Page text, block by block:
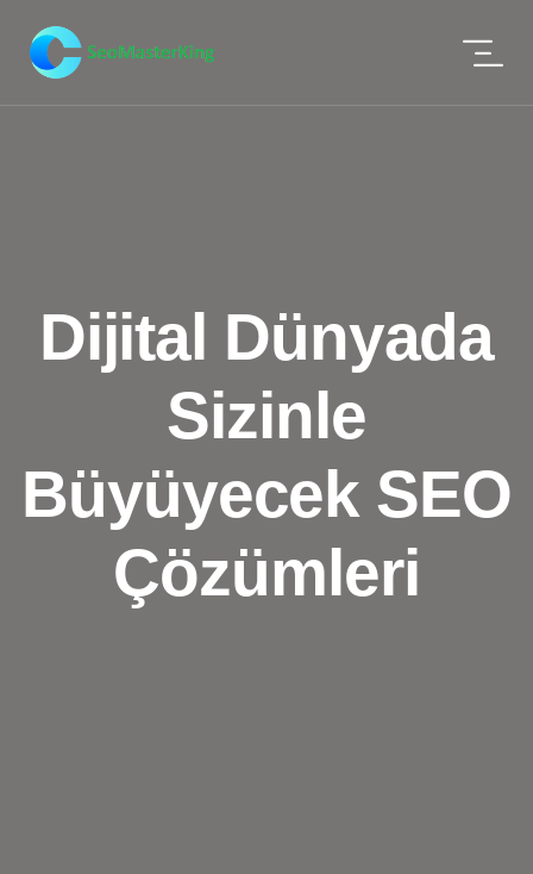
Dijital Dünyada
Sizinle
Büyüyecek SEO
Çözümleri